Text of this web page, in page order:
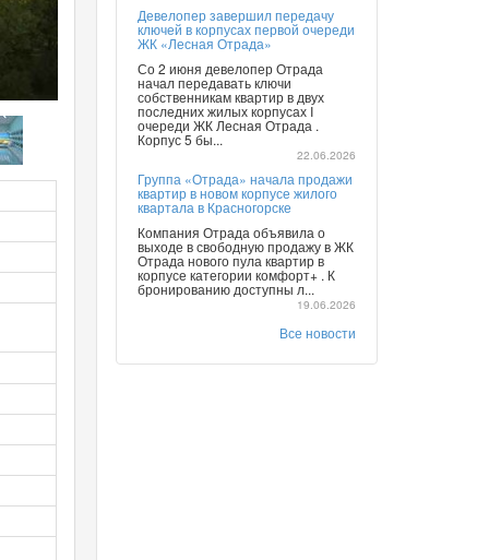
Девелопер завершил передачу
ключей в корпусах первой очереди
ЖК «Лесная Отрада»
Со 2 июня девелопер Отрада
начал передавать ключи
собственникам квартир в двух
последних жилых корпусах I
очереди ЖК Лесная Отрада .
Корпус 5 бы...
22.06.2026
Группа «Отрада» начала продажи
квартир в новом корпусе жилого
квартала в Красногорске
Компания Отрада объявила о
выходе в свободную продажу в ЖК
Отрада нового пула квартир в
корпусе категории комфорт+ . К
бронированию доступны л...
19.06.2026
Все новости